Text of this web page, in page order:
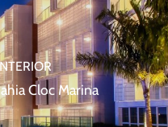
Cloc Marina